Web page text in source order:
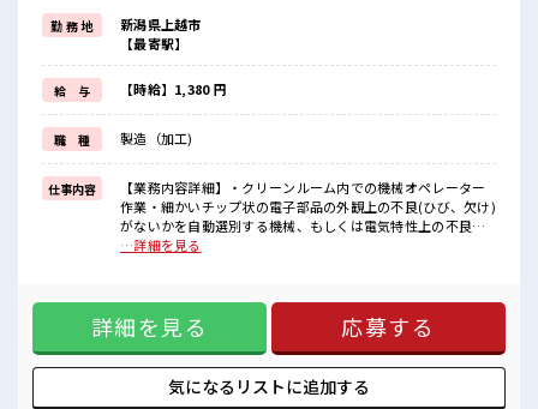
制服があるので、
毎日の服装の悩み解消♪
≪未経験OKの仕事≫
新しいことにチャレンジするのは不安だけど、
しっかり働く環境が整っています！
イチからスキルUP・ステップUP目指していきましょう！
≪自分に向いている仕事が探せる≫
困った事などがあれば、
担当がしっかりサポートします！
■職場の雰囲気
少人数の職場でこじんまり。
職場の仲間との交流もできちゃうかも？
安心してお仕事に集中♪
勤 務 地
新潟県上越市
【最寄駅】
給 与 【時給】1,380 円
職 種 製造（加工)
仕事内容
【業務内容詳細】・クリーンルーム内での機械オペレーター
作業・細かいチップ状の電子部品の外観上の不良(ひび、欠け)
がないかを自動選別する機械、もしくは電気特性上の不良が
ないかを自動選別する機械を扱います・機械に製品を投入
生する場合があります・一部顕微鏡、ヘッドルーペを使用す
る場合あり【取扱製品情報】スマートフォン、パソコン、ネ
ットワークインフラに必要なチップ状の電子部品(セラミック
コンデンサ/1mm以下の非常に小さいサイズが多い) ■お仕事
PR ≪自分の時間も大切≫ 残業はほとんどナシ！ 場合によって
はお願いすることもあります♪ ≪機能的な制服アリ≫ 制服が
…詳細を見る
詳細を見る 応募する
気になるリストに追加する